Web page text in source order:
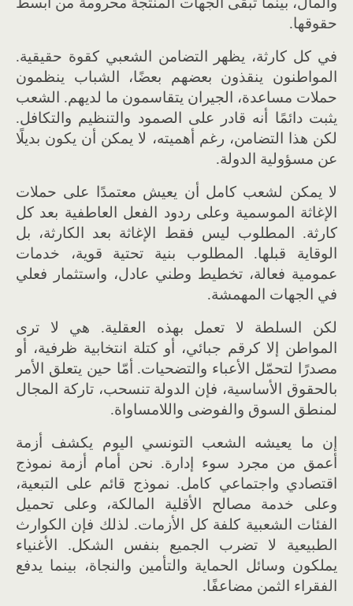
حقوقها.
في كل كارثة، يظهر التضامن الشعبي كقوة حقيقية.
المواطنون ينقذون بعضهم بعضًا، الشباب ينظمون
حملات مساعدة، الجيران يتقاسمون ما لديهم. الشعب
يثبت دائمًا أنه قادر على الصمود والتنظيم والتكافل.
لكن هذا التضامن، رغم أهميته، لا يمكن أن يكون بديلًا
عن مسؤولية الدولة.
لا يمكن لشعب كامل أن يعيش معتمدًا على حملات
الإغاثة الموسمية وعلى ردود الفعل العاطفية بعد كل
كارثة. المطلوب ليس فقط الإغاثة بعد الكارثة، بل
الوقاية قبلها. المطلوب بنية تحتية قوية، خدمات
عمومية فعالة، تخطيط وطني عادل، واستثمار فعلي
في الجهات المهمشة.
لكن السلطة لا تعمل بهذه العقلية. هي لا ترى
المواطن إلا كرقم جبائي، أو كتلة انتخابية ظرفية، أو
مصدرًا لتحمّل الأعباء والتضحيات. أمّا حين يتعلق الأمر
بالحقوق الأساسية، فإن الدولة تنسحب، تاركة المجال
لمنطق السوق والفوضى واللامساواة.
إن ما يعيشه الشعب التونسي اليوم يكشف أزمة
أعمق من مجرد سوء إدارة. نحن أمام أزمة نموذج
اقتصادي واجتماعي كامل. نموذج قائم على التبعية،
وعلى خدمة مصالح الأقلية المالكة، وعلى تحميل
الفئات الشعبية كلفة كل الأزمات. لذلك فإن الكوارث
الطبيعية لا تضرب الجميع بنفس الشكل. الأغنياء
يملكون وسائل الحماية والتأمين والنجاة، بينما يدفع
الفقراء الثمن مضاعفًا.